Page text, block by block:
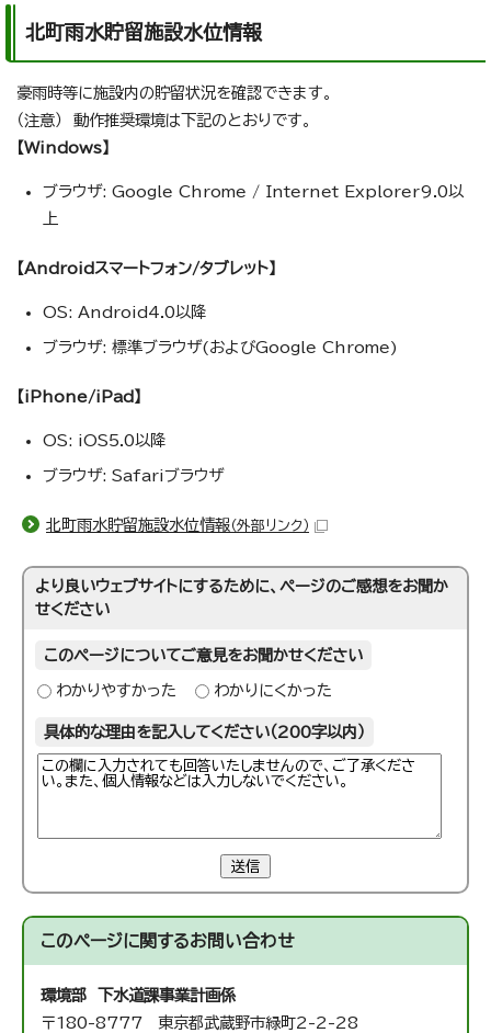
北町雨水貯留施設水位情報
豪雨時等に施設内の貯留状況を確認できます。
（注意） 動作推奨環境は下記のとおりです。
【Windows】
ブラウザ: Google Chrome / Internet Explorer9.0以
上
【Androidスマートフォン/タブレット】
OS: Android4.0以降
ブラウザ: 標準ブラウザ(およびGoogle Chrome)
【iPhone/iPad】
OS: iOS5.0以降
ブラウザ: Safariブラウザ
北町雨水貯留施設水位情報（外部リンク）
より良いウェブサイトにするために、ページのご感想をお聞か
せください
このページについてご意見をお聞かせください
わかりやすかった わかりにくかった
具体的な理由を記入してください（200字以内）
送信
このページに関するお問い合わせ
環境部 下水道課事業計画係
〒180-8777 東京都武蔵野市緑町2-2-28